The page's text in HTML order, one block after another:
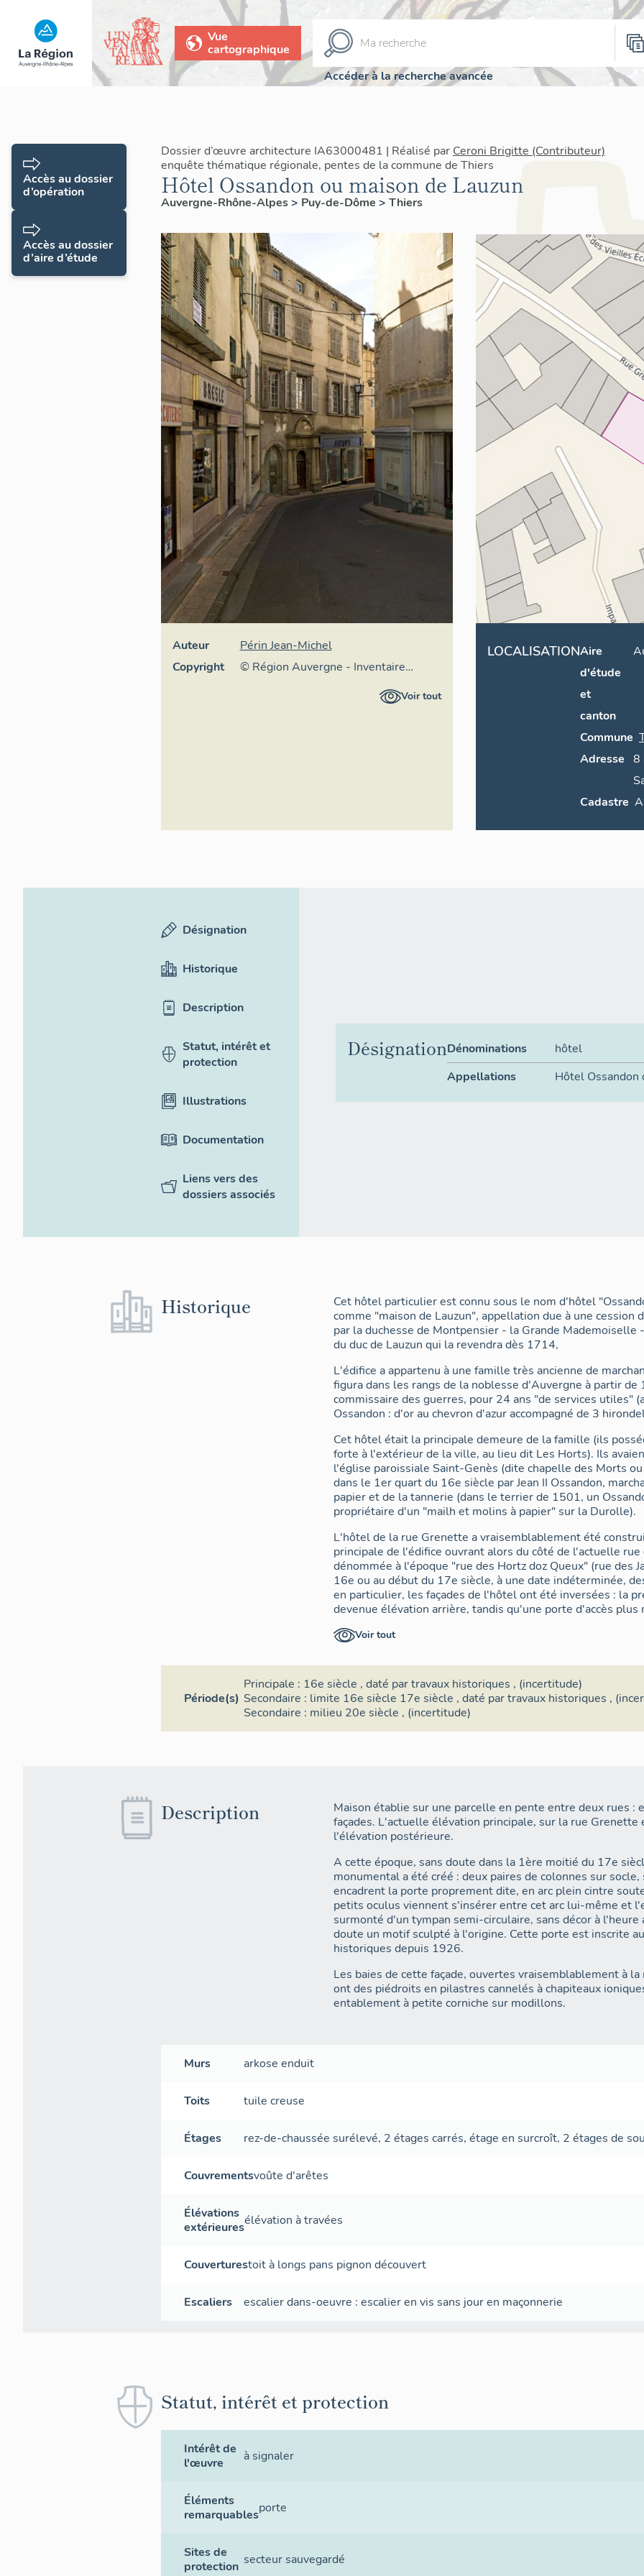
Vue
cartographique
Accéder à la recherche avancée
Dossier d’œuvre architecture IA63000481 | Réalisé par Ceroni Brigitte (Contributeur)
enquête thématique régionale, pentes de la commune de Thiers
Hôtel Ossandon ou maison de Lauzun
Auvergne-Rhône-Alpes> Puy-de-Dôme > Thiers
Auteur
Périn Jean-Michel
Copyright
© Région Auvergne - Inventaire
général du Patrimoine culturel,Voir tout
LOCALISATIONAire
d'étude
et
canton
Commune
Adresse
8
Cadastre
Accès au dossier
d’opération
Accès au dossier
d’aire d’étude
Désignation
Historique
Description
Statut, intérêt et
protection
Illustrations
Documentation
Liens vers des
dossiers associés
DésignationDénominations
hôtel
Appellations
Hôtel Ossandon
Historique
Cet hôtel particulier est connu sous le nom d'hôtel
comme "maison de Lauzun", appellation due à une
par la duchesse de Montpensier - la Grande Mademoiselle
du duc de Lauzun qui la revendra dès 1714,
L'édifice a appartenu à une famille très ancienne de
figura dans les rangs de la noblesse d'Auvergne à partir de
commissaire des guerres, pour 24 ans "de services utiles"
Ossandon : d'or au chevron d'azur accompagné de 3
Cet hôtel était la principale demeure de la famille (ils
forte à l'extérieur de la ville, au lieu dit Les Horts). Ils
l'église paroissiale Saint-Genès (dite chapelle des Morts
dans le 1er quart du 16e siècle par Jean II Ossandon,
papier et de la tannerie (dans le terrier de 1501, un
propriétaire d'un "mailh et molins à papier" sur la Durolle).
L'hôtel de la rue Grenette a vraisemblablement été
principale de l'édifice ouvrant alors du côté de l'actuelle
dénommée à l'époque "rue des Hortz doz Queux" (rue des
16e ou au début du 17e siècle, à une date indéterminée,
en particulier, les façades de l'hôtel ont été inversées : la
devenue élévation arrière, tandis qu'une porte d'accès
entraîné le percement d'une devanture ayant bouleversé
façade.
Voir tout
Période(s)
Principale : 16e siècle ,daté par travaux historiques , (incertitude)
Secondaire : limite 16e siècle 17e siècle ,daté par travaux historiques ,
Secondaire : milieu 20e siècle , (incertitude)
Description
Maison établie sur une parcelle en pente entre deux rues :
façades. L'actuelle élévation principale, sur la rue Grenette
l'élévation postérieure.
A cette époque, sans doute dans la 1ère moitié du 17e
monumental a été créé : deux paires de colonnes sur
encadrent la porte proprement dite, en arc plein cintre
petits oculus viennent s'insérer entre cet arc lui-même et
surmonté d'un tympan semi-circulaire, sans décor à
doute un motif sculpté à l'origine. Cette porte est inscrite
historiques depuis 1926.
Les baies de cette façade, ouvertes vraisemblablement à
ont des piédroits en pilastres cannelés à chapiteaux
entablement à petite corniche sur modillons.
Murs arkose enduit
Toits tuile creuse
Étages rez-de-chaussée surélevé, 2 étages carrés,étage en surcroît, 2 étages de
Couvrementsvoûte d'arêtes
Élévations
extérieuresélévation à travées
Couverturestoit à longs pans pignon découvert
Escaliers escalier dans-oeuvre :escalier en vis sans jouren maçonnerie
Statut, intérêt et protection
Intérêt de
l'œuvre
à signaler
Éléments
remarquablesporte
Sites de
protection secteur sauvegardé